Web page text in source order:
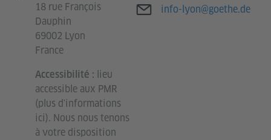
18 rue François
Dauphin
69002 Lyon
France
Accessibilité : lieu
accessible aux PMR
(plus d'informations
ici). Nous nous tenons
à votre disposition
Adresse e-mail
info-lyon@goethe.de